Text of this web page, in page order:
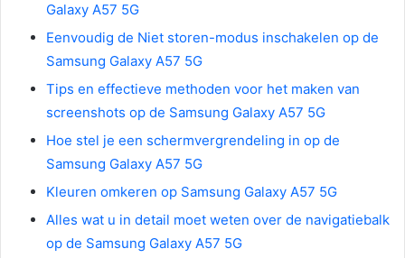
Galaxy A57 5G
Eenvoudig de Niet storen-modus inschakelen op de
Samsung Galaxy A57 5G
Tips en effectieve methoden voor het maken van
screenshots op de Samsung Galaxy A57 5G
Hoe stel je een schermvergrendeling in op de
Samsung Galaxy A57 5G
Kleuren omkeren op Samsung Galaxy A57 5G
Alles wat u in detail moet weten over de navigatiebalk
op de Samsung Galaxy A57 5G